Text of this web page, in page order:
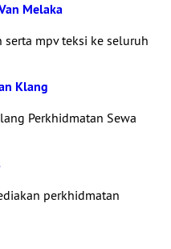
Melaka
serta mpv teksi ke seluruh
Klang
Perkhidmatan Sewa
perkhidmatan